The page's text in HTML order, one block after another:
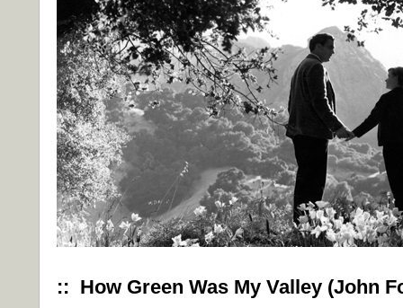
:: How Green Was My Valley (John